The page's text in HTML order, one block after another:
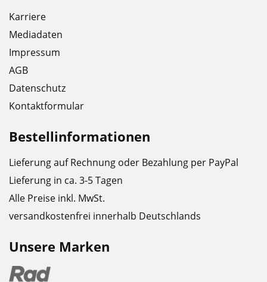
Karriere
Mediadaten
Impressum
AGB
Datenschutz
Kontaktformular
Bestellinformationen
Lieferung auf Rechnung oder Bezahlung per PayPal
Lieferung in ca. 3-5 Tagen
Alle Preise inkl. MwSt.
versandkostenfrei innerhalb Deutschlands
Unsere Marken